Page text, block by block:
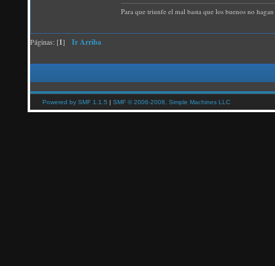
Para que triunfe el mal basta que los buenos no
Páginas: [1] Ir Arriba
Powered by SMF 1.1.5 | SMF © 2006-2008, Simple Machines LLC